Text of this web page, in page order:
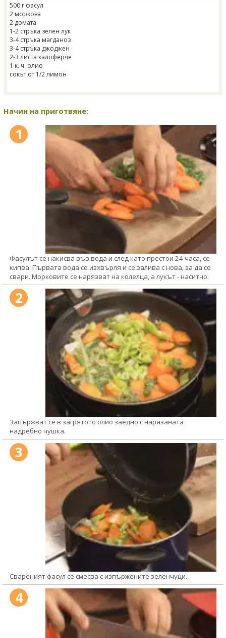
500 г фасул
2 моркова
2 домата
1-2 стръка зелен лук
3-4 стръка магданоз
3-4 стръка джоджен
2-3 листа калоферче
1 к. ч. олио
сокът от 1/2 лимон
Начин на приготвяне:
1
Фасулът се накисва във вода и след като престои 24 часа, се
кипва. Първата вода се изхвърля и се залива с нова, за да се
свари. Морковите се нарязват на колелца, а лукът - наситно.
2
Запържват се в загрятото олио заедно с нарязаната
надребно чушка.
3
Свареният фасул се смесва с изпържените зеленчуци.
4